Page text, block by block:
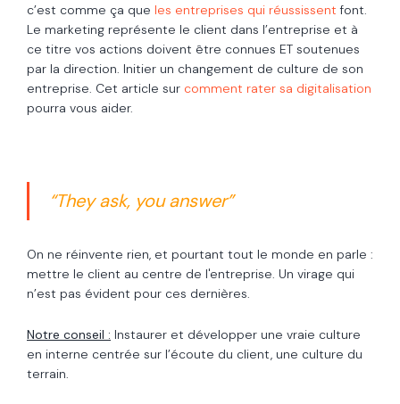
c’est comme ça que les entreprises qui réussissent font.
Le marketing représente le client dans l’entreprise et à
ce titre vos actions doivent être connues ET soutenues
par la direction. Initier un changement de culture de son
entreprise. Cet article sur comment rater sa digitalisation
pourra vous aider.
“They ask, you answer”
On ne réinvente rien, et pourtant tout le monde en parle :
mettre le client au centre de l'entreprise. Un virage qui
n’est pas évident pour ces dernières.
Notre conseil : Instaurer et développer une vraie culture
en interne centrée sur l’écoute du client, une culture du
terrain.